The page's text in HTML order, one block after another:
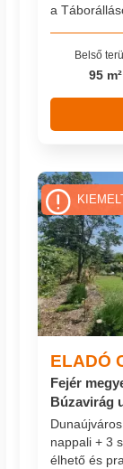
a
Belső
95 m²
ELADÓ
Fejér
Búzavirág
nappali + 3
élhető és
KIEMELT